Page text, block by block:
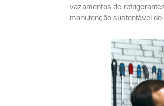
vazamentos de
manutenção sustentável